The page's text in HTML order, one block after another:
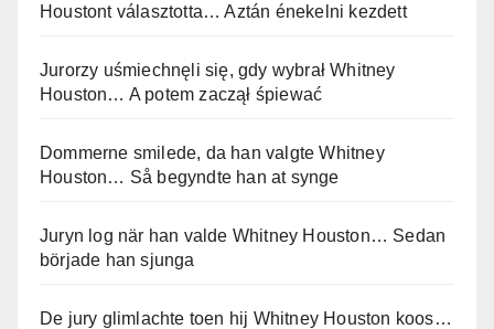
Houstont választotta… Aztán énekelni kezdett
Jurorzy uśmiechnęli się, gdy wybrał Whitney
Houston… A potem zaczął śpiewać
Dommerne smilede, da han valgte Whitney
Houston… Så begyndte han at synge
Juryn log när han valde Whitney Houston… Sedan
började han sjunga
De jury glimlachte toen hij Whitney Houston koos…